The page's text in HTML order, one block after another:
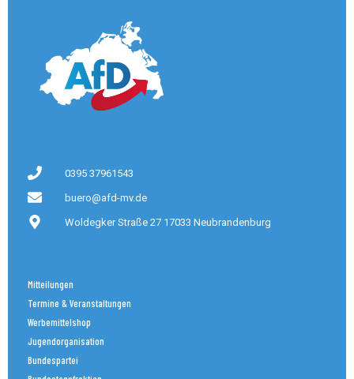
0395 37961543
buero@afd-mv.de
Woldegker Straße 27 17033 Neubrandenburg
Mitteilungen
Termine & Veranstaltungen
Werbemittelshop
Jugendorganisation
Bundespartei